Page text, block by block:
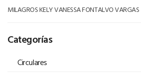
MILAGROS KELY VANESSA FONTALVO VARGAS
Categorías
Circulares